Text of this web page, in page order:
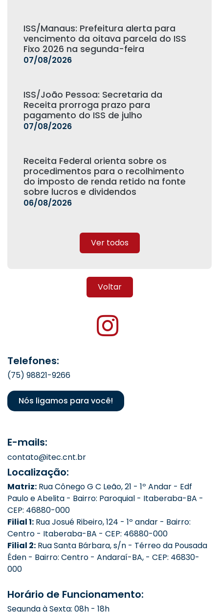
ISS/Manaus: Prefeitura alerta para
vencimento da oitava parcela do ISS
Fixo 2026 na segunda-feira
07/08/2026
ISS/João Pessoa: Secretaria da
Receita prorroga prazo para
pagamento do ISS de julho
07/08/2026
Receita Federal orienta sobre os
procedimentos para o recolhimento
do imposto de renda retido na fonte
sobre lucros e dividendos
06/08/2026
Ver todos
Voltar
Telefones:
(75) 98821-9266
Nós ligamos para você!
E-mails:
contato@itec.cnt.br
Localização:
Matriz: Rua Cônego G C Leão, 21 - 1º Andar - Edf
Paulo e Abelita - Bairro: Paroquial - Itaberaba-BA -
CEP: 46880-000
Filial 1: Rua Josué Ribeiro, 124 - 1º andar - Bairro:
Centro - Itaberaba-BA - CEP: 46880-000
Filial 2: Rua Santa Bárbara, s/n - Térreo da Pousada
Éden - Bairro: Centro - Andaraí-BA, - CEP: 46830-
000
Horário de Funcionamento:
Segunda à Sexta: 08h - 18h